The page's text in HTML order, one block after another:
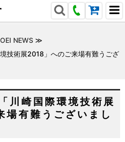
NEWS ≫
技術展2018」へのご来場有難うござ
川崎国際環境技術展
有難うございまし